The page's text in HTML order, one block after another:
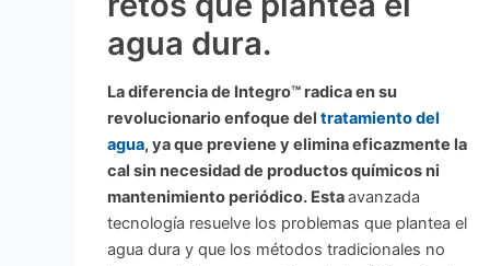
agua dura.
La diferencia de Integro™ radica en su
revolucionario enfoque del tratamiento del
agua, ya que previene y elimina eficazmente la
cal sin necesidad de productos químicos ni
mantenimiento periódico. Estaavanzada
tecnología resuelve los problemas que plantea el
agua dura y que los métodos tradicionales no